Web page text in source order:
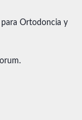
para Ortodoncia y